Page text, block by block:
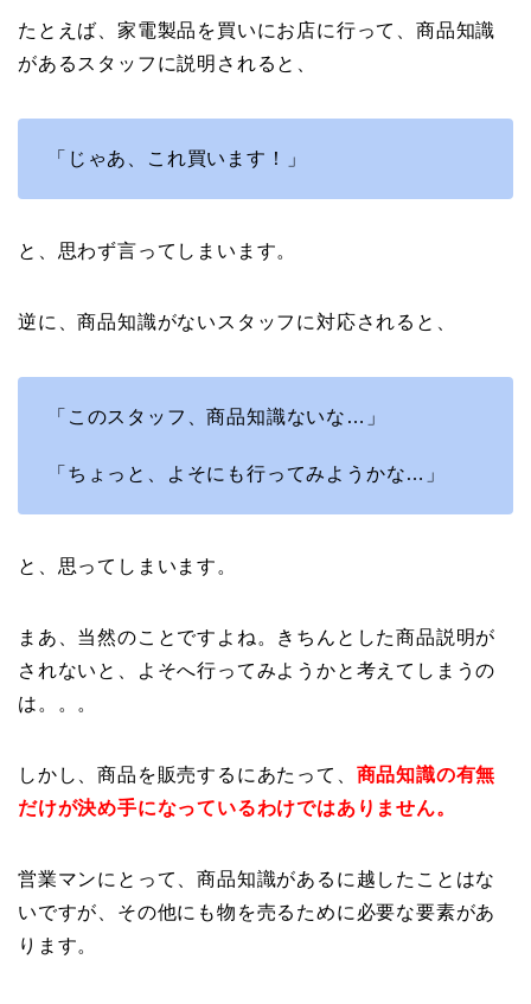
たとえば、家電製品を買いにお店に行って、商品知識
があるスタッフに説明されると、
「じゃあ、これ買います！」
と、思わず言ってしまいます。
逆に、商品知識がないスタッフに対応されると、
「このスタッフ、商品知識ないな…」
「ちょっと、よそにも行ってみようかな…」
と、思ってしまいます。
まあ、当然のことですよね。きちんとした商品説明が
されないと、よそへ行ってみようかと考えてしまうの
は。。。
しかし、商品を販売するにあたって、 商品知識の有無
だけが決め手になっているわけではありません。
営業マンにとって、商品知識があるに越したことはな
いですが、その他にも物を売るために必要な要素があ
ります。